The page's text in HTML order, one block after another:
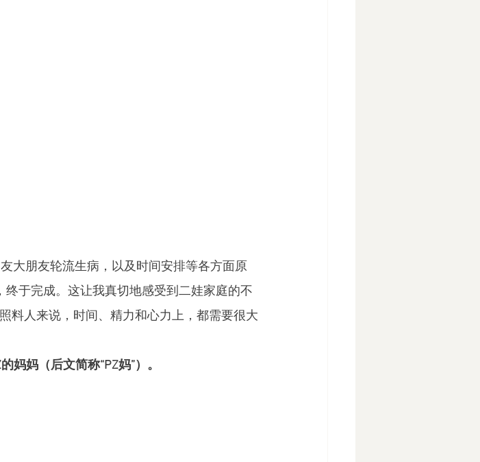
大朋友轮流生病，以及时间安排等各方面原
于完成。这让我真切地感受到二娃家庭的不
料人来说，时间、精力和心力上，都需要很大
妈（后文简称“PZ妈”）。